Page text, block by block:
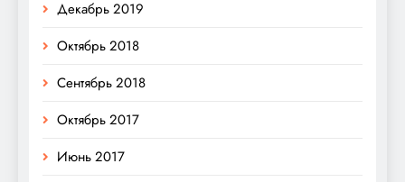
Декабрь 2019
Октябрь 2018
Сентябрь 2018
Октябрь 2017
Июнь 2017